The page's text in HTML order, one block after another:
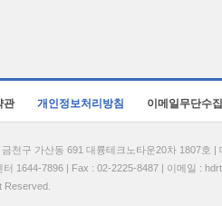
관 개인정보처리방침 이메일무단수
천구 가산동 691 대륭테크노타운20차 1807
1644-7896 | Fax : 02-2225-8487 | 이메일 :
Reserved.